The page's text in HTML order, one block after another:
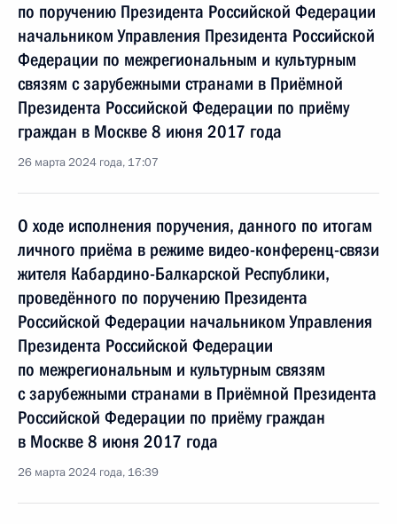
по поручению Президента Российской Федерации
начальником Управления Президента Российской
Федерации по межрегиональным и культурным
связям с зарубежными странами в Приёмной
Президента Российской Федерации по приёму
граждан в Москве 8 июня 2017 года
26 марта 2024 года, 17:07
О ходе исполнения поручения, данного по итогам
личного приёма в режиме видео-конференц-связи
жителя Кабардино-Балкарской Республики,
проведённого по поручению Президента
Российской Федерации начальником Управления
Президента Российской Федерации
по межрегиональным и культурным связям
с зарубежными странами в Приёмной Президента
Российской Федерации по приёму граждан
в Москве 8 июня 2017 года
26 марта 2024 года, 16:39